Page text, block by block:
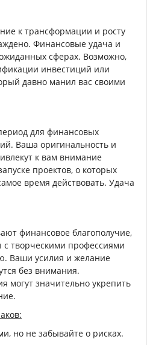
к трансформации и росту
Финансовые удача и
сферах. Возможно,
инвестиций или
давно манил вас своими
для финансовых
Ваша оригинальность и
к вам внимание
проектов, о которых
время действовать. Удача
финансовое благополучие,
творческими профессиями
Ваши усилия и желание
без внимания.
могут значительно укрепить
но не забывайте о рисках.